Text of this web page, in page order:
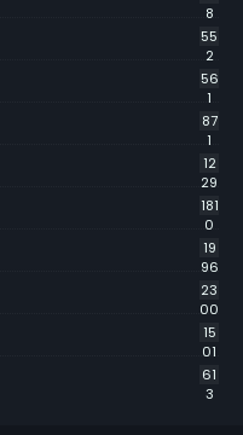
8
55
2
56
1
87
1
12
29
181
0
19
96
23
00
15
01
61
3